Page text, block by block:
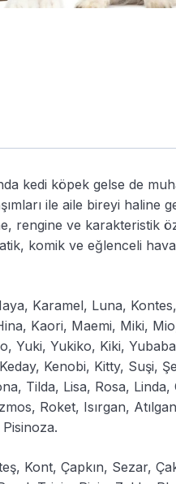
kedi köpek gelse de
ile aile bireyi haline
rengine ve karakteristik
komik ve eğlenceli
Karamel, Luna,
Kaori, Maemi, Miki,
Yuki, Yukiko, Kiki,
Kenobi, Kitty, Suşi,
Tilda, Lisa, Rosa,
Roket, Isırgan,
Kont, Çapkın, Sezar,